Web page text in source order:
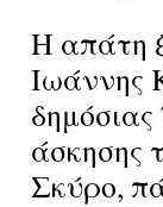
Η απάτη
Ιωάννης
άσκησης
Σκύρο,